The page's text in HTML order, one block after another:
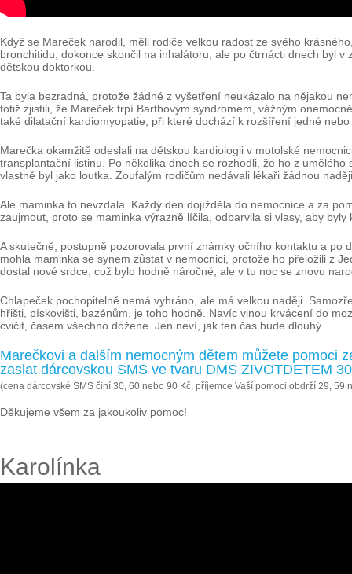
Když se Mareček narodil, měli rodiče velkou radost ze svého
bronchitidu, dokonce skončil na inhalátoru, ale po čtrnácti dnech byl
dětskou doktorkou.
Ta byla bezradná, protože žádné z vyšetření neukázalo na nějakou
totiž zjistili, že Mareček trpí Barthovým syndromem, vážným
také dilatační kardiomyopatie, při které dochází k rozšíření jedné
Marečka okamžitě odeslali na dětskou kardiologii v motolské
transplantační listinu. Po několika dnech se rozhodli, že ho z
vlastně byl jako loutka. Zoufalým rodičům nedávali lékaři žádnou
Ale maminka to nevzdala. Každý den dojížděla do nemocnice a za
zaujmout, proto se maminka výrazně líčila, odbarvila si vlasy, aby
A skutečně, postupně pozorovala první známky očního kontaktu a
mohla maminka se synem zůstat v nemocnici, protože ho přeložili z
dostal nové srdce, což bylo hodně náročné, ale v tu noc se znovu
Chlapeček pochopitelně nemá vyhráno, ale má velkou naději.
hřišti, pískovišti, bazénům, je toho hodně. Navíc vinou krvácení do
cvičit, časem všechno dožene. Jen neví, jak ten čas bude dlouhý.
Marečkovi a dalším nemocným dětem můžete pomoci
zaslat dárcovskou SMS ve tvaru DMS ZIVOTDETEM
(cena dárcovské SMS činí 30, 60 nebo 90 Kč, příjemce Vaší pomoci obdrží 29, 59
Děkujeme všem za jakoukoliv pomoc!
Karolínka